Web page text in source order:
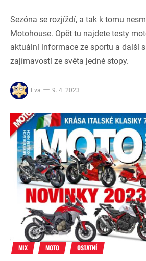
Sezóna se rozjíždí, a tak k tomu
Motohouse. Opět tu najdete testy
aktuální informace ze sportu a další
zajímavostí ze světa jedné stopy.
Eva 9. 4. 2023
MIX MOTO OSTATNÍ